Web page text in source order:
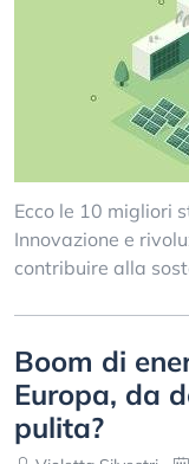
Ecco le 10 migliori
Innovazione e
contribuire alla
Boom di
Europa, da
pulita?